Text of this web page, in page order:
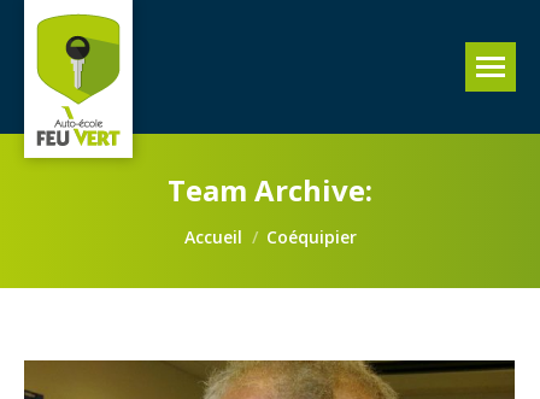
Team Archive:
Vous êtes ici :
Accueil Coéquipier